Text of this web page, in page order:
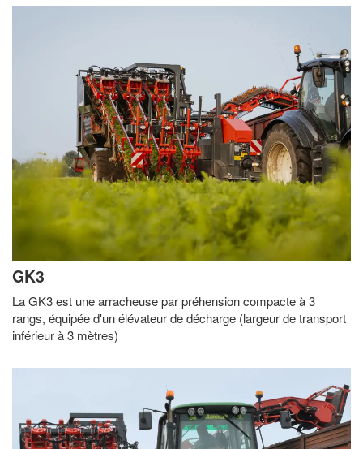
GK3
La GK3 est une arracheuse par préhension compacte à 3
rangs, équipée d'un élévateur de décharge (largeur de transport
inférieur à 3 mètres)